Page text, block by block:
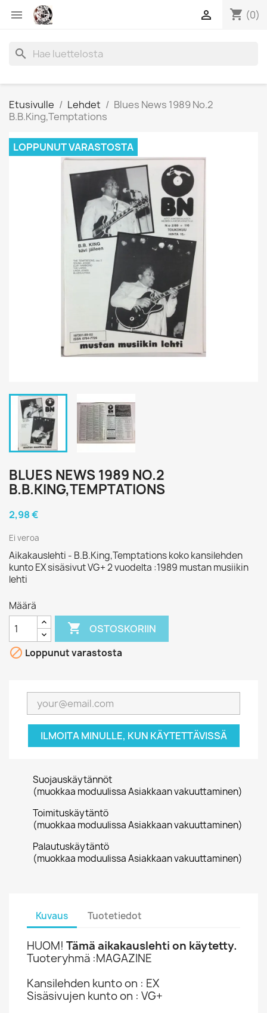
 shopping_cart (0)

search
Etusivulle Lehdet
Blues News 1989 No.2
B.B.King,Temptations
LOPPUNUT VARASTOSTA
BLUES NEWS 1989 NO.2
B.B.KING,TEMPTATIONS
2,98 €
Ei veroa
Aikakauslehti - B.B.King,Temptations koko kansilehden
kunto EX sisäsivut VG+ 2 vuodelta :1989 mustan musiikin
lehti
Määrä
 OSTOSKORIIN
 Loppunut varastosta
ILMOITA MINULLE, KUN KÄYTETTÄVISSÄ
Suojauskäytännöt
(muokkaa moduulissa Asiakkaan vakuuttaminen)
Toimituskäytäntö
(muokkaa moduulissa Asiakkaan vakuuttaminen)
Palautuskäytäntö
(muokkaa moduulissa Asiakkaan vakuuttaminen)
Kuvaus Tuotetiedot
HUOM! Tämä aikakauslehti on käytetty.
Tuoteryhmä :MAGAZINE
Kansilehden kunto on : EX
Sisäsivujen kunto on : VG+